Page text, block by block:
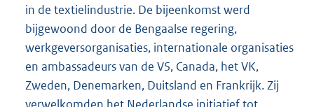
in de textielindustrie. De bijeenkomst werd
bijgewoond door de Bengaalse regering,
werkgeversorganisaties, internationale organisaties
en ambassadeurs van de VS, Canada, het VK,
Zweden, Denemarken, Duitsland en Frankrijk. Zij